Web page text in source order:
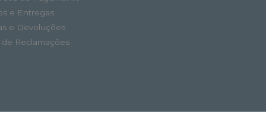
e Entregas
e Devoluções
de Reclamações